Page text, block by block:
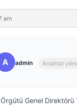
am
A admin Anahtar
Örgütü Genel Direktörü